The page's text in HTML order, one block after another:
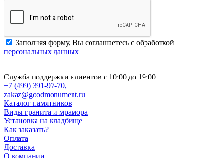
Заполняя форму, Вы соглашаетесь с обработкой
персональных данных
Служба поддержки клиентов с 10:00 до 19:00
+7 (499) 391-97-70,
zakaz@goodmonument.ru
Каталог памятников
Виды гранита и мрамора
Установка на кладбище
Как заказать?
Оплата
Доставка
О компании